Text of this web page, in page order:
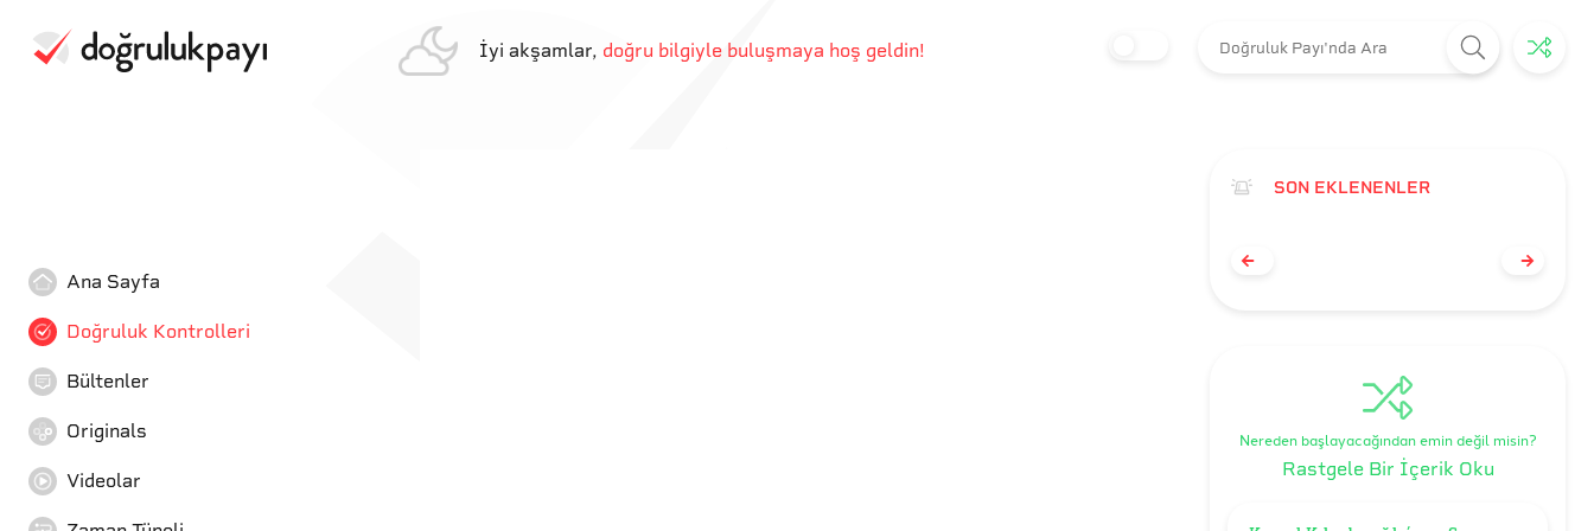
İyi akşamlar, doğru bilgiyle buluşmaya hoş geldin!
Ana Sayfa
Doğruluk Kontrolleri
Bültenler
Originals
Videolar
SON EKLENENLER
Nereden başlayacağından emin değil misin?
Rastgele Bir İçerik Oku